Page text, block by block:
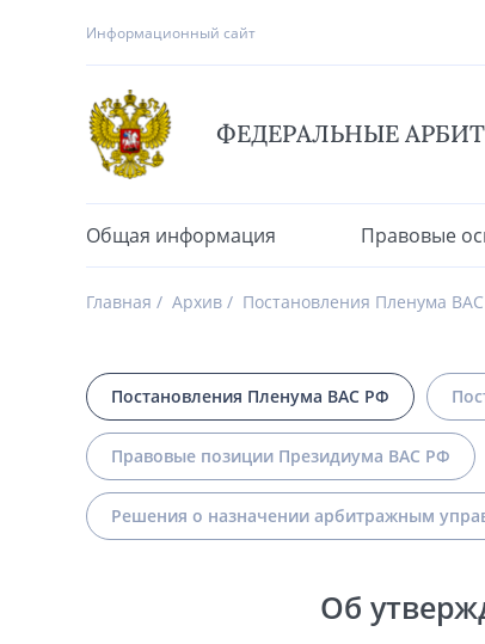
Информационный сайт
ФЕДЕРАЛЬНЫЕ
Общая информация Правовые
Главная Архив Постановления Пленума
Постановления Пленума ВАС РФ
Правовые позиции Президиума ВАС РФ
Решения о назначении арбитражным
Об